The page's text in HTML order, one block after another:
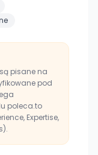
pisane na
pod
poleca.to
Expertise,